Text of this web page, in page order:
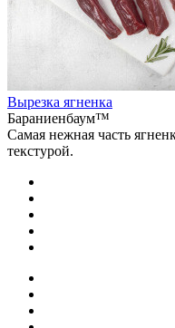
Вырезка ягненка
Бараниенбаум™
Самая нежная часть
текстурой.